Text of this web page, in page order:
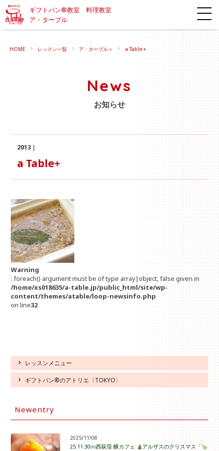
ギフトパン®教室 料理教室
ア・ターブル
HOME レッスン一覧 ア・ターブル＋ a Table+
News
お知らせ
2013｜
a Table+
Warning
: foreach() argument must be of type array|object, false given in
/home/xs018635/a-table.jp/public_html/site/wp-
content/themes/atable/loop-newsinfo.php
on line32
レッスンメニュー
ギフトパン®のアトリエ〈TOKYO〉
Newentry
2025/11/08
25.11.30㈰西荻窪 醸カフェ
アルザスのクリスマス「